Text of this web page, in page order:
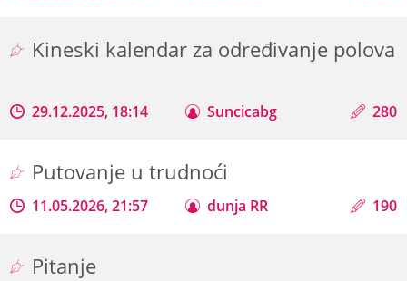
Kineski kalendar za određivanje polova
29.12.2025, 18:14 Suncicabg 280
Putovanje u trudnoći
11.05.2026, 21:57 dunja RR 190
Pitanje